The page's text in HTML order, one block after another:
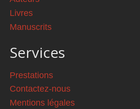
Livres
Manuscrits
Services
Prestations
Contactez-nous
Mentions légales